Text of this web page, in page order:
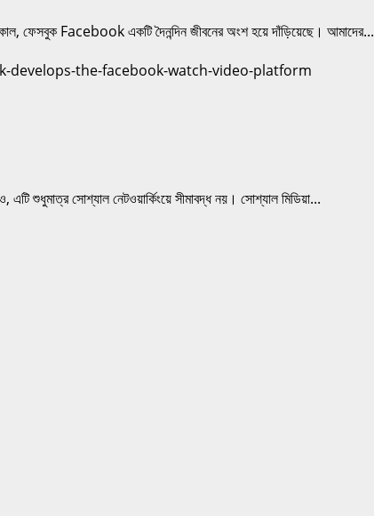
ফেসবুক Facebook একটি দৈনন্দিন জীবনের অংশ হয়ে দাঁড়িয়েছে। আমাদের...
শুধুমাত্র সোশ্যাল নেটওয়ার্কিংয়ে সীমাবদ্ধ নয়। সোশ্যাল মিডিয়া...